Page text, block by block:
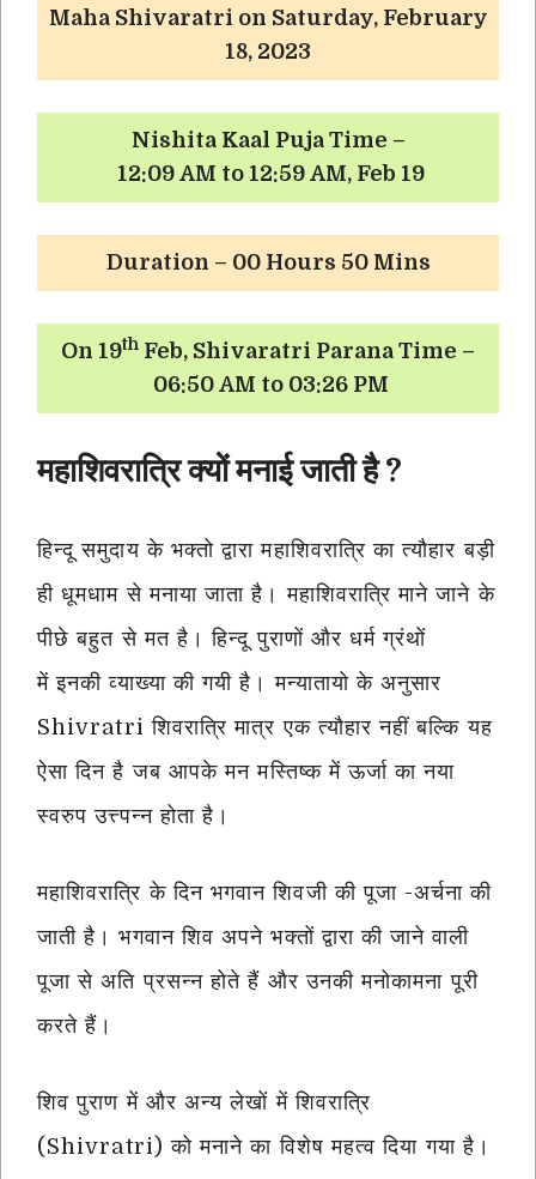
Maha Shivaratri on Saturday, February
18, 2023
Nishita Kaal Puja Time –
12:09 AM to 12:59 AM, Feb 19
Duration – 00 Hours 50 Mins
On 19th Feb, Shivaratri Parana Time –
06:50 AM to 03:26 PM
महाशिवरात्रि क्यों मनाई जाती है ?
हिन्दू समुदाय के भक्तो द्वारा महाशिवरात्रि का त्यौहार बड़ी
ही धूमधाम से मनाया जाता है। महाशिवरात्रि माने जाने के
पीछे बहुत से मत है। हिन्दू पुराणों और धर्म ग्रंथों
में इनकी व्याख्या की गयी है। मन्यातायो के अनुसार
Shivratri शिवरात्रि मात्र एक त्यौहार नहीं बल्कि यह
ऐसा दिन है जब आपके मन मस्तिष्क में ऊर्जा का नया
स्वरुप उत्त्पन्न होता है।
महाशिवरात्रि के दिन भगवान शिवजी की पूजा -अर्चना की
जाती है। भगवान शिव अपने भक्तों द्वारा की जाने वाली
पूजा से अति प्रसन्न होते हैं और उनकी मनोकामना पूरी
करते हैं।
शिव पुराण में और अन्य लेखों में शिवरात्रि
(Shivratri) को मनाने का विशेष महत्व दिया गया है।